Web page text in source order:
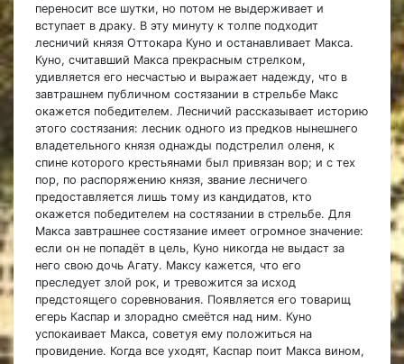
переносит все шутки, но потом не выдерживает и
вступает в драку. В эту минуту к толпе подходит
лесничий князя Оттокара Куно и останавливает Макса.
Куно, считавший Макса прекрасным стрелком,
удивляется его несчастью и выражает надежду, что в
завтрашнем публичном состязании в стрельбе Макс
окажется победителем. Лесничий рассказывает историю
этого состязания: лесник одного из предков нынешнего
владетельного князя однажды подстрелил оленя, к
спине которого крестьянами был привязан вор; и с тех
пор, по распоряжению князя, звание лесничего
предоставляется лишь тому из кандидатов, кто
окажется победителем на состязании в стрельбе. Для
Макса завтрашнее состязание имеет огромное значение:
если он не попадёт в цель, Куно никогда не выдаст за
него свою дочь Агату. Максу кажется, что его
преследует злой рок, и тревожится за исход
предстоящего соревнования. Появляется его товарищ
егерь Каспар и злорадно смеётся над ним. Куно
успокаивает Макса, советуя ему положиться на
провидение. Когда все уходят, Каспар поит Макса вином,